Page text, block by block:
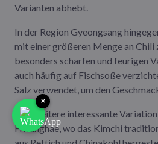
Varianten abhebt.
In der Region Gyeongsang
mit einer größeren Menge an Chili
besonders scharfen und feurigen
auch häufig auf Fischsoße
Salz verwendet, um den
Eine weitere interessante
Hwanghae, wo das Kimchi
×